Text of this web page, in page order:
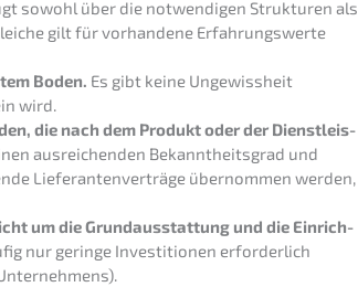
sowohl über die notwen­di­gen Struk­tu­ren als
gilt für vorhan­de­ne Erfah­rungs­wer­te
Boden. Es gibt keine Ungewiss­heit
wird.
die nach dem Produkt oder der Dienst­leis­
ausrei­chen­den Bekannt­heits­grad und
Liefe­ran­ten­ver­trä­ge übernom­men werden,
um die Grund­aus­stat­tung und die Einrich­
nur gerin­ge Inves­ti­tio­nen erfor­der­lich